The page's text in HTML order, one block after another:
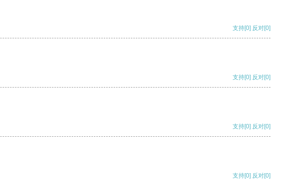
支持[0] 反对[0]
支持[0] 反对[0]
支持[0] 反对[0]
支持[0] 反对[0]